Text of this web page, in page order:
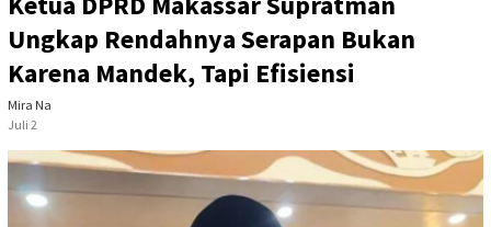
Ungkap Rendahnya Serapan Bukan
Karena Mandek, Tapi Efisiensi
Mira Na
Juli 2